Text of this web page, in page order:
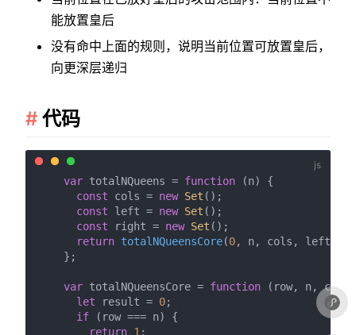
能放置皇后
没有命中上面的规则，说明当前位置可放置皇后，
向更深层递归
代码
var totalNQueens = function (n) {
const cols = new Set ();
const left = new Set ();
const right = new Set ();
return totalNQueensCore(0, n, cols, left,
    };
var totalNQueensCore = function ( row, n,
let result = 0;
if (row === n) {
return 1 ;